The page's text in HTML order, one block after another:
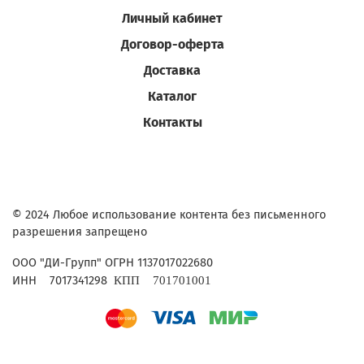
Личный кабинет
Договор-оферта
Доставка
Каталог
Контакты
© 2024 Любое использование контента без письменного
разрешения запрещено
ООО "ДИ-Групп" ОГРН 1137017022680
ИНН
7017341298 КПП 701701001